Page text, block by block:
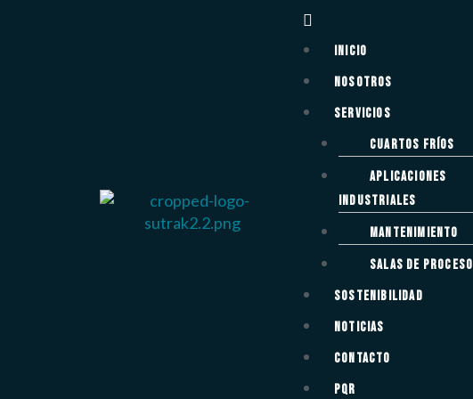
Inicio
Nosotros
Servicios
Cuartos fríos
Aplicaciones
industriales
Mantenimiento
Salas de proceso
Sostenibilidad
Noticias
Contacto
PQR